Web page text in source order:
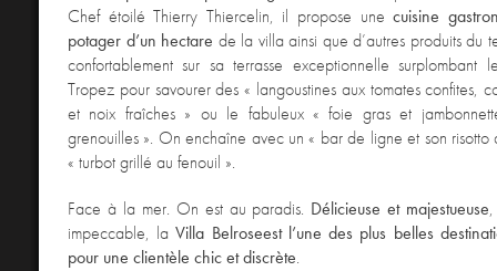
Chef étoilé Thierry Thiercelin, il propose unecuisine
potager d’un hectare de la villa ainsi que d’autres produits du
confortablement sur sa terrasse exceptionnelle
Tropez pour savourer des « langoustines aux tomates confites,
et noix fraîches » ou le fabuleux « foie gras et
grenouilles ». On enchaîne avec un « bar de ligne et son risotto
« turbot grillé au fenouil ».
Face à la mer. On est au paradis. Délicieuse et majestueuse
impeccable, laVilla Belroseest l’une des plus belles
pour une clientèle chic et discrète.